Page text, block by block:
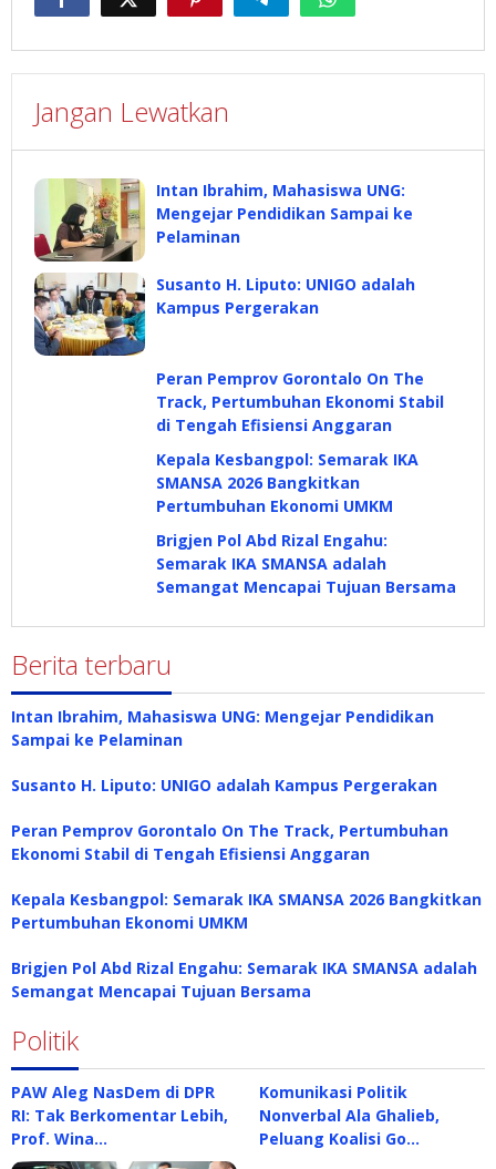
Jangan Lewatkan
Intan Ibrahim, Mahasiswa UNG:
Mengejar Pendidikan Sampai ke
Pelaminan
Susanto H. Liputo: UNIGO adalah
Kampus Pergerakan
Peran Pemprov Gorontalo On The
Track, Pertumbuhan Ekonomi Stabil
di Tengah Efisiensi Anggaran
Kepala Kesbangpol: Semarak IKA
SMANSA 2026 Bangkitkan
Pertumbuhan Ekonomi UMKM
Brigjen Pol Abd Rizal Engahu:
Semarak IKA SMANSA adalah
Semangat Mencapai Tujuan Bersama
Berita terbaru
Intan Ibrahim, Mahasiswa UNG: Mengejar Pendidikan
Sampai ke Pelaminan
Susanto H. Liputo: UNIGO adalah Kampus Pergerakan
Peran Pemprov Gorontalo On The Track, Pertumbuhan
Ekonomi Stabil di Tengah Efisiensi Anggaran
Kepala Kesbangpol: Semarak IKA SMANSA 2026 Bangkitkan
Pertumbuhan Ekonomi UMKM
Brigjen Pol Abd Rizal Engahu: Semarak IKA SMANSA adalah
Semangat Mencapai Tujuan Bersama
Politik
PAW Aleg NasDem di DPR
RI: Tak Berkomentar Lebih,
Prof. Wina…
Komunikasi Politik
Nonverbal Ala Ghalieb,
Peluang Koalisi Go…